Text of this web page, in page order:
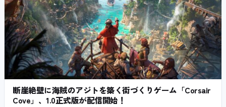
断崖絶壁に海賊のアジトを築く街づくりゲーム「Corsair
Cove」、1.0正式版が配信開始！